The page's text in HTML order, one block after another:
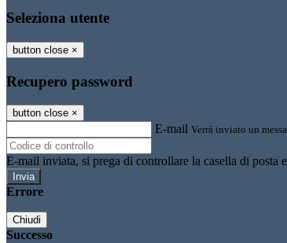
Seleziona utente
button close ×
Recupero password
button close ×
E-mail Verrà inviato un
E-mail inviata, si prega di controllare la casella di posta
Errore
Chiudi
Successo